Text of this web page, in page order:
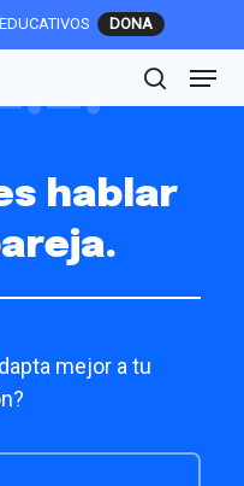
search
Menu
hablar
.
mejor a tu